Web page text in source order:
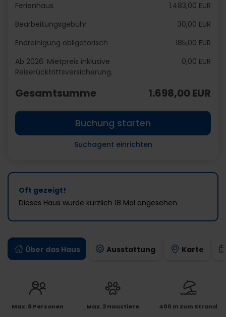
Über das Haus Ausstattung Karte
Max. 8 Personen Max. 2 Haustiere 400 m zum Strand
Ferienhaus
1.483,00 EUR
Bearbeitungsgebühr
30,00 EUR
Endreinigung obligatorisch
185,00 EUR
Ab 2026: Mietpreis inklusive
Reiserücktrittsversicherung.
0,00 EUR
Gesamtsumme 1.698,00 EUR
Buchung starten
Suchagent einrichten
Oft gezeigt!
Dieses Haus wurde kürzlich 18 Mal angesehen.